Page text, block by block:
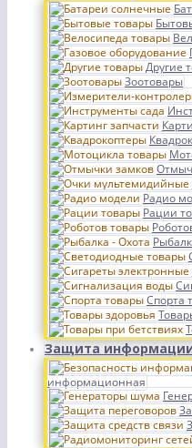
Другие
Зоотовары
Радио
Рации
Спорта
Защита
информационная